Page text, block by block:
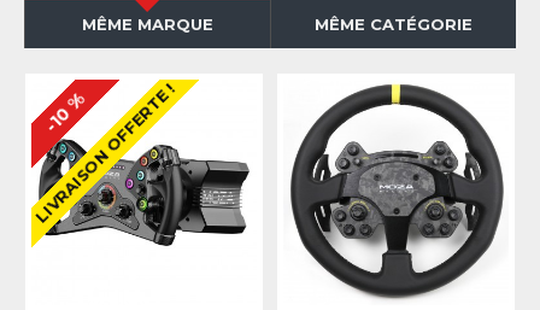
MÊME MARQUE MÊME CATÉGORIE
LIVRAISON OFFERTE !
-10 %